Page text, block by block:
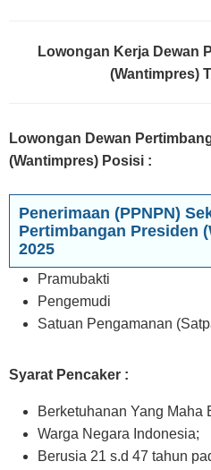
Lowongan Kerja Dewan
(Wantimpres)
Lowongan Dewan
(Wantimpres) Posisi :
Penerimaan (PPNPN)
Pertimbangan Presiden
2025
Pramubakti
Pengemudi
Satuan Pengamanan
Syarat Pencaker :
Berketuhanan Yang Maha
Warga Negara Indonesia;
Berusia 21 s.d 47 tahun